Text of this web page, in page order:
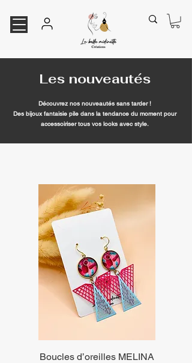
Les nouveautés
Découvrez nos nouveautés sans tarder !
Des bijoux fantaisie pile dans la tendance du moment pour
accessoiriser tous vos looks avec style.
Boucles d’oreilles MELINA